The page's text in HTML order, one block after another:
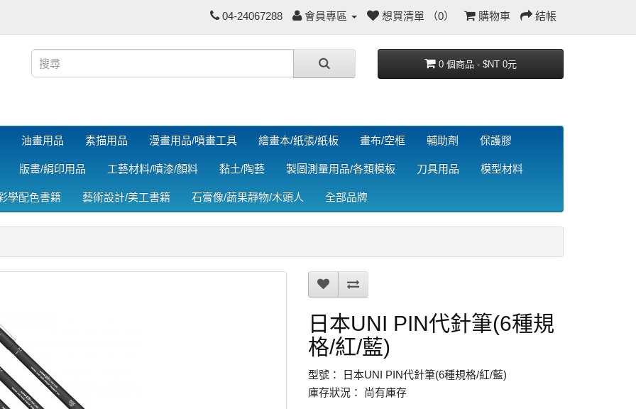
04-24067288 會員專區 想買清單 （0） 購物車 結帳
0 個商品 - $NT 0元
油畫用品 素描用品 漫畫用品/噴畫工具 繪畫本/紙張/紙板 畫布/空框 輔助劑 保護膠
版畫/絹印用品 工藝材料/噴漆/顏料 黏土/陶藝 製圖測量用品/各類模板 刀具用品 模型材料
學配色書籍 藝術設計/美工書籍 石膏像/蔬果靜物/木頭人 全部品牌
日本UNI PIN代針筆(6種規
格/紅/藍)
型號： 日本UNI PIN代針筆(6種規格/紅/藍)
庫存狀況： 尚有庫存